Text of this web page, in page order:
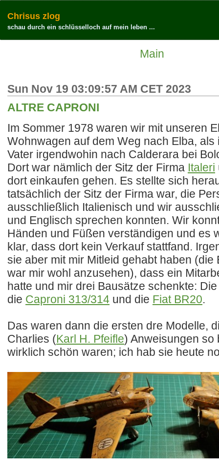
Chrisus zlog
schau durch ein schlüsselloch auf mein leben ...
Main
Sun Nov 19 03:09:57 AM CET 2023
ALTRE CAPRONI
Im Sommer 1978 waren wir mit unseren
Wohnwagen auf dem Weg nach Elba, als
Vater irgendwohin nach Calderara bei
Dort war nämlich der Sitz der Firma Italeri
dort einkaufen gehen. Es stellte sich
tatsächlich der Sitz der Firma war, die
ausschließlich Italienisch und wir
und Englisch sprechen konnten. Wir
Händen und Füßen verständigen und es
klar, dass dort kein Verkauf stattfand.
sie aber mit mir Mitleid gehabt haben (die
war mir wohl anzusehen), dass ein
hatte und mir drei Bausätze schenkte:
die Caproni 313/314 und die Fiat BR20.
Das waren dann die ersten dre Modelle,
Charlies (Karl H. Pfeifle) Anweisungen so
wirklich schön waren; ich hab sie heute